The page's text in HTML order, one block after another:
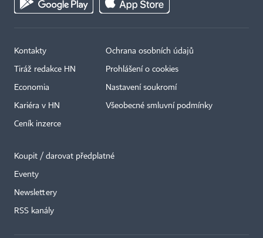
Kontakty
Tiráž redakce HN
Economia
Kariéra v HN
Ceník inzerce
Ochrana osobních údajů
Prohlášení o cookies
Nastavení soukromí
Všeobecné smluvní podmínky
Koupit / darovat předplatné
Eventy
Newslettery
RSS kanály